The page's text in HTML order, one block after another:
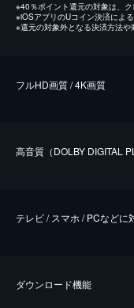
※40％ポイント還元の対象は、
※iOSアプリのUコイン決済によ
※還元の対象外となる決済方法
フルHD画質 / 4K画質
⾼⾳質（DOLBY DIGITAL
テレビ / スマホ / PCなどに
ダウンロード機能